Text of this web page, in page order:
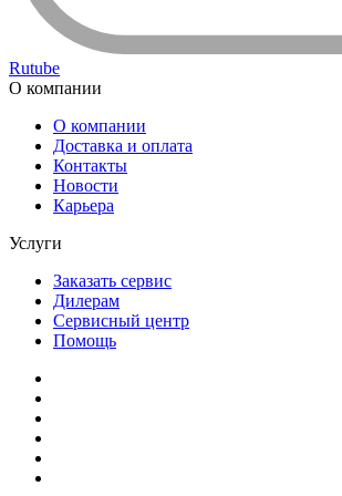
Rutube
О компании
О компании
Доставка и оплата
Контакты
Новости
Карьера
Услуги
Заказать сервис
Дилерам
Сервисный центр
Помощь